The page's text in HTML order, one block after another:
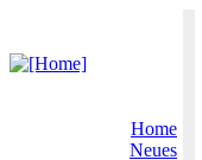
Home
Neues